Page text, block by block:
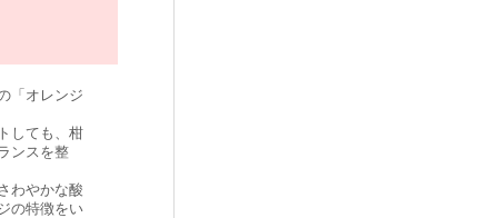
「オレンジ
しても、柑
ンスを整
わやかな酸
の特徴をい